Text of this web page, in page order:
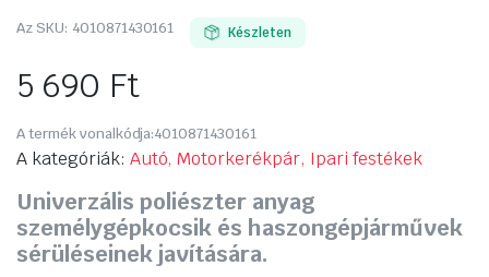
Az SKU: 4010871430161 Készleten
5 690 Ft
A termék vonalkódja:4010871430161
A kategóriák: Autó, Motorkerékpár, Ipari festékek
Univerzális poliészter anyag
személygépkocsik és haszongépjárművek
sérüléseinek javítására.